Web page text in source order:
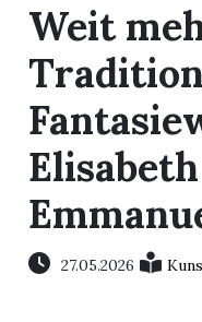
Events
Weit
27.05.2026